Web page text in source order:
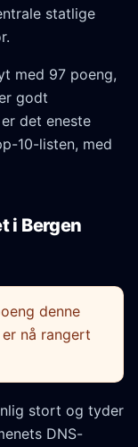
statlige
med 97 poeng,
godt
er det eneste
10-listen, med
i Bergen
denne
nå rangert
stort og tyder
DNS-